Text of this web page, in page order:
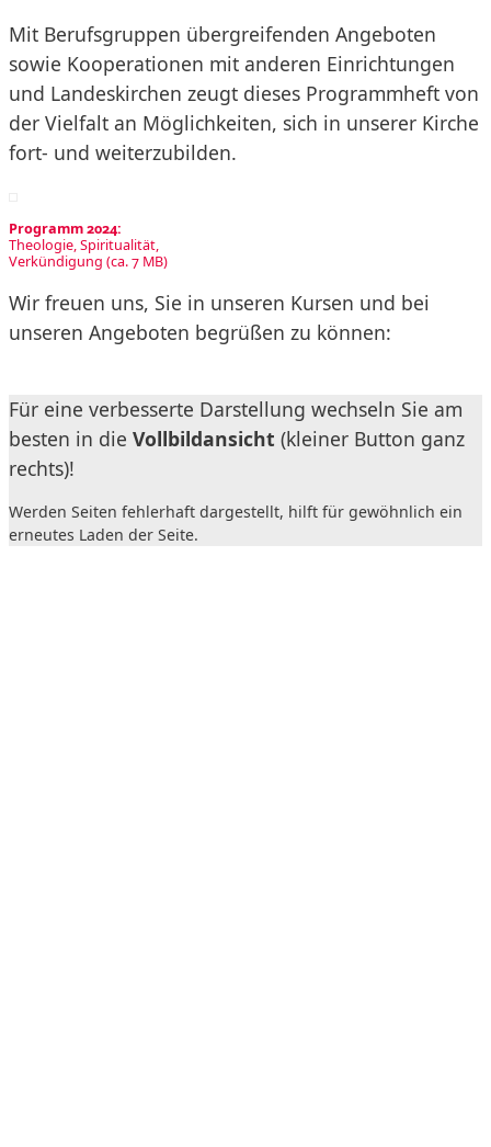
Mit Berufsgruppen übergreifenden Angeboten
sowie Kooperationen mit anderen Einrichtungen
und Landeskirchen zeugt dieses Programmheft von
der Vielfalt an Möglichkeiten, sich in unserer Kirche
fort- und weiterzubilden.
Programm 2024:
Theologie, Spiritualität,
Verkündigung (ca. 7 MB)
Wir freuen uns, Sie in unseren Kursen und bei
unseren Angeboten begrüßen zu können:
Für eine verbesserte Darstellung wechseln Sie am
besten in die Vollbildansicht (kleiner Button ganz
rechts)!
Werden Seiten fehlerhaft dargestellt, hilft für gewöhnlich ein
erneutes Laden der Seite.